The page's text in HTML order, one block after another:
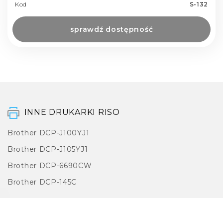
Kod
S-132
sprawdź dostępność
INNE DRUKARKI RISO
Brother DCP-J100YJ1
Brother DCP-J105YJ1
Brother DCP-6690CW
Brother DCP-145C